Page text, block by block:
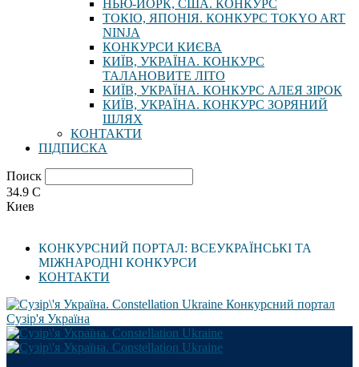
НЬЮ-ЙОРК, США. КОНКУРС
ТОКІО, ЯПОНІЯ. КОНКУРС TOKYO ART
NINJA
КОНКУРСИ КИЄВА
КИЇВ, УКРАЇНА. КОНКУРС
ТАЛАНОВИТЕ ЛІТО
КИЇВ, УКРАЇНА. КОНКУРС АЛЕЯ ЗІРОК
КИЇВ, УКРАЇНА. КОНКУРС ЗОРЯНИЙ
ШЛЯХ
КОНТАКТИ
ПІДПИСКА
Поиск
34.9 C
Киев
КОНКУРСНИЙ ПОРТАЛ: ВСЕУКРАЇНСЬКІ ТА
МІЖНАРОДНІ КОНКУРСИ
КОНТАКТИ
Конкурсний портал
Сузір'я Україна